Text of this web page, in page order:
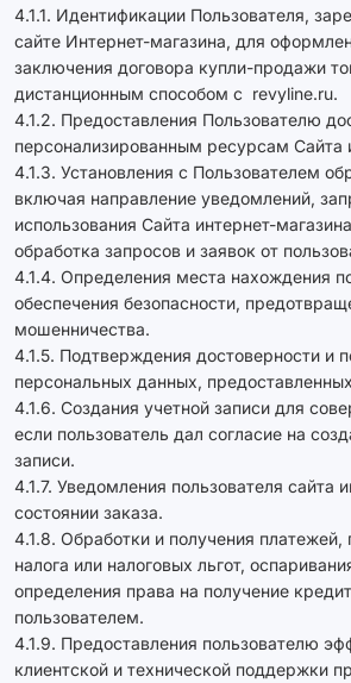
4.1.1. Идентификации Пользователя,
сайте Интернет-магазина, для
заключения договора купли-продажи
дистанционным способом с revyline.ru.
4.1.2. Предоставления Пользователю
персонализированным ресурсам Сайта
4.1.3. Установления с Пользователем
включая направление уведомлений,
использования Сайта интернет-
обработка запросов и заявок от
4.1.4. Определения места нахождения
обеспечения безопасности,
мошенничества.
4.1.5. Подтверждения достоверности и
персональных данных,
4.1.6. Создания учетной записи для
если пользователь дал согласие на
записи.
4.1.7. Уведомления пользователя сайта
состоянии заказа.
4.1.8. Обработки и получения платежей,
налога или налоговых льгот,
определения права на получение
пользователем.
4.1.9. Предоставления пользователю
клиентской и технической поддержки